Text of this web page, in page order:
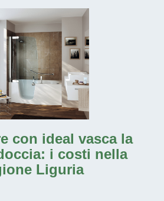
con ideal vasca la
i costi nella
Liguria